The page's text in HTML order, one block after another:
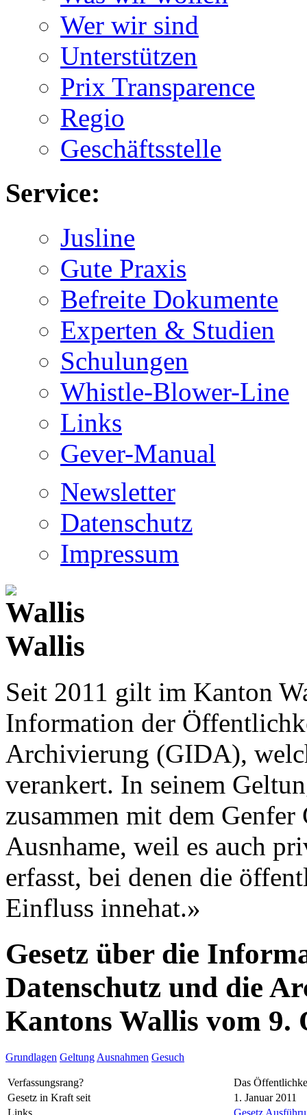
Wer wir sind
Unterstützen
Prix Transparence
Regio
Geschäftsstelle
Service:
Jusline
Gute Praxis
Befreite Dokumente
Experten & Studien
Schulungen
Whistle-Blower-Line
Links
Gever-Manual
Newsletter
Datenschutz
Impressum
Wallis
Seit 2011 gilt im Kanton
Information der
Archivierung (GIDA),
verankert. In seinem
zusammen mit dem Genfer
Ausnhame, weil es auch
erfasst, bei denen die
Einfluss innehat.»
Gesetz über die
Datenschutz und die
Kantons Wallis vom 9.
Grundlagen Geltung Ausnahmen Gesuch
Verfassungsrang?
Das
Gesetz in Kraft seit
1. Januar 2011
Links
Gesetz